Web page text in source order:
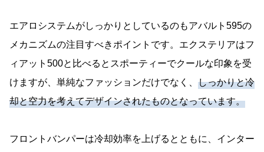
エアロシステムがしっかりとしているのもアバルト595の
メカニズムの注目すべきポイントです。エクステリアはフ
ィアット500と比べるとスポーティーでクールな印象を受
けますが、単純なファッションだけでなく、 しっかりと冷
却と空力を考えてデザインされたものとなっています。
フロントバンパーは冷却効率を上げるとともに、インター